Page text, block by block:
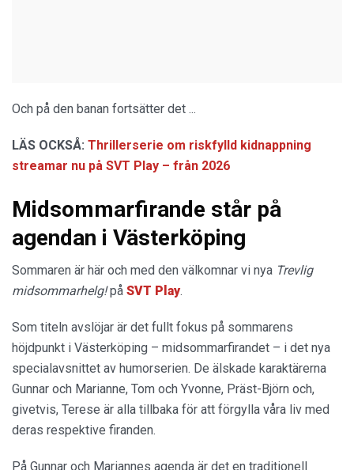
Och på den banan fortsätter det ...
LÄS OCKSÅ: Thrillerserie om riskfylld kidnappning
streamar nu på SVT Play – från 2026
Midsommarfirande står på
agendan i Västerköping
Sommaren är här och med den välkomnar vi nya Trevlig
midsommarhelg!på SVT Play.
Som titeln avslöjar är det fullt fokus på sommarens
höjdpunkt i Västerköping – midsommarfirandet – i det nya
specialavsnittet av humorserien. De älskade karaktärerna
Gunnar och Marianne, Tom och Yvonne, Präst-Björn och,
givetvis, Terese är alla tillbaka för att förgylla våra liv med
deras respektive firanden.
På Gunnar och Mariannes agenda är det en traditionell